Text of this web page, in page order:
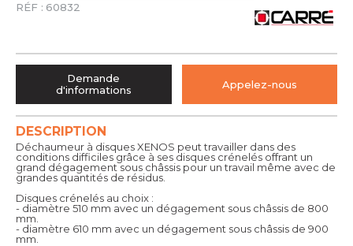
RÉF : 60832
DESCRIPTION
Déchaumeur à disques XENOS peut travailler dans des
conditions difficiles grâce à ses disques crénelés offrant un
grand dégagement sous châssis pour un travail même avec de
grandes quantités de résidus.
Disques crénelés au choix :
- diamètre 510 mm avec un dégagement sous châssis de 800
mm.
- diamètre 610 mm avec un dégagement sous châssis de 900
mm.
Demande
d'informations
Appelez-nous